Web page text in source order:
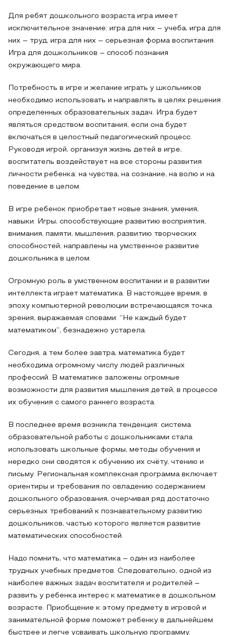
Для ребят дошкольного возраста игра имеет
исключительное значение: игра для них – учеба, игра для
них – труд, игра для них – серьезная форма воспитания.
Игра для дошкольников – способ познания
окружающего мира.
Потребность в игре и желание играть у школьников
необходимо использовать и направлять в целях решения
определенных образовательных задач. Игра будет
являться средством воспитания, если она будет
включаться в целостный педагогический процесс.
Руководя игрой, организуя жизнь детей в игре,
воспитатель воздействует на все стороны развития
личности ребенка: на чувства, на сознание, на волю и на
поведение в целом.
В игре ребенок приобретает новые знания, умения,
навыки. Игры, способствующие развитию восприятия,
внимания, памяти, мышления, развитию творческих
способностей, направлены на умственное развитие
дошкольника в целом.
Огромную роль в умственном воспитании и в развитии
интеллекта играет математика. В настоящее время, в
эпоху компьютерной революции встречающаяся точка
зрения, выражаемая словами: “Не каждый будет
математиком”, безнадежно устарела.
Сегодня, а тем более завтра, математика будет
необходима огромному числу людей различных
профессий. В математике заложены огромные
возможности для развития мышления детей, в процессе
их обучения с самого раннего возраста.
В последнее время возникла тенденция: система
образовательной работы с дошкольниками стала
использовать школьные формы, методы обучения и
нередко они сводятся к обучению их счёту, чтению и
письму. Региональная комплексная программа включает
ориентиры и требования по овладению содержанием
дошкольного образования, очерчивая ряд достаточно
серьезных требований к познавательному развитию
дошкольников, частью которого является развитие
математических способностей.
Надо помнить, что математика – один из наиболее
трудных учебных предметов. Следовательно, одной из
наиболее важных задач воспитателя и родителей –
развить у ребенка интерес к математике в дошкольном
возрасте. Приобщение к этому предмету в игровой и
занимательной форме поможет ребенку в дальнейшем
быстрее и легче усваивать школьную программу.